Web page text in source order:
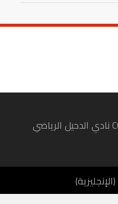
نادي الدحيل الرياضي
(الإنجليزية)